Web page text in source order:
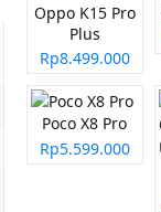
Oppo K15 Pro
Plus
Rp8.499.000
Poco X8 Pro
Rp5.599.000